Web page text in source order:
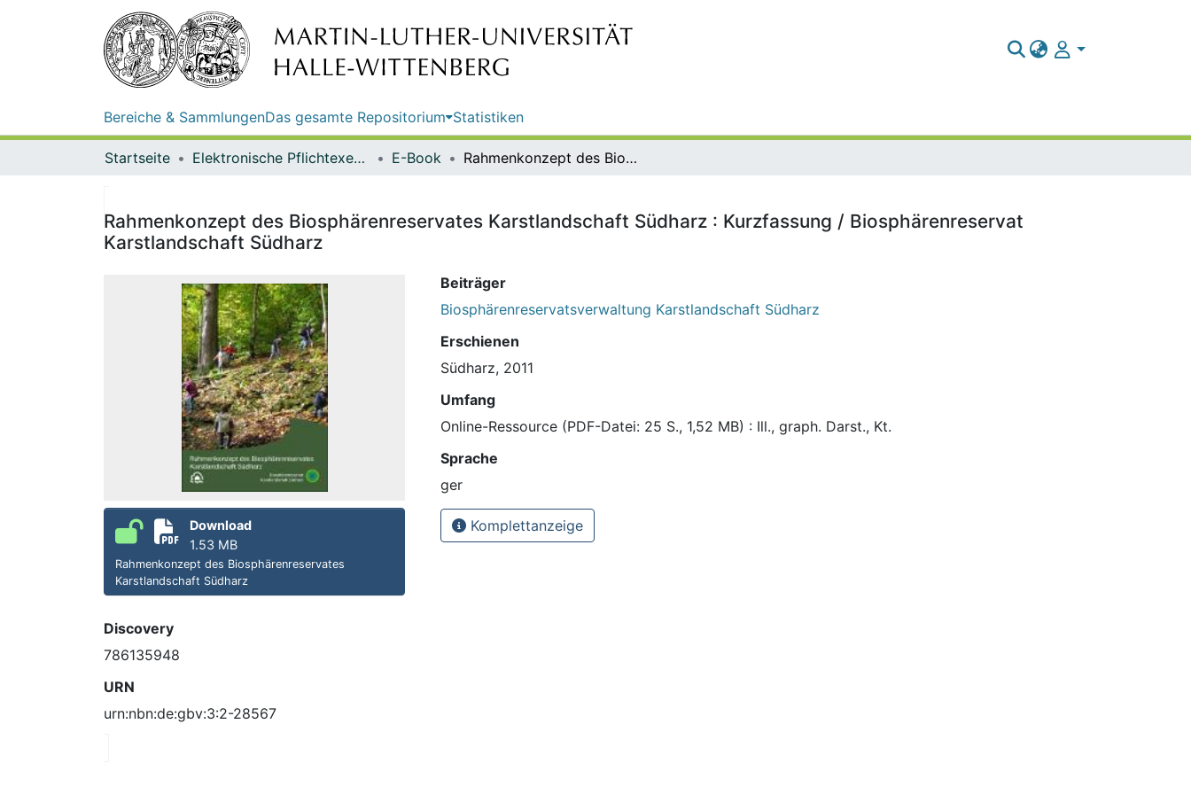
Bereiche & SammlungenDas gesamte Repositorium Statistiken
Startseite Elektronische Pflichtexemplare E-Book Rahmenkonzept des Biosphärenreservates Karstlandschaft Südharz : Kurzfassung / Biosphärenreservat Karstlandschaft Südharz
Rahmenkonzept des Biosphärenreservates Karstlandschaft Südharz : Kurzfassung / Biosphärenreservat
Karstlandschaft Südharz
Download
1.53 MB
Rahmenkonzept des Biosphärenreservates
Karstlandschaft Südharz
Discovery
786135948
URN
urn:nbn:de:gbv:3:2-28567
Beiträger
Biosphärenreservatsverwaltung Karstlandschaft Südharz
Erschienen
Südharz, 2011
Umfang
Online-Ressource (PDF-Datei: 25 S., 1,52 MB) : Ill., graph. Darst., Kt.
Sprache
ger
Komplettanzeige